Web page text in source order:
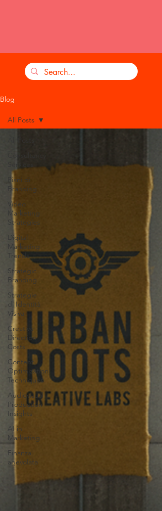
Blog
Piani di
Branding
Video
Marketing
Strategies
Digital
Marketing
Trends
Strategic
Branding
Strategie
di Identità
Visiva
Creative
Direction
Costs
Content
Optimization
Techniques
Audiovisual
Production
Insights
AI in
Marketing
Finanza
agevolata
All Posts